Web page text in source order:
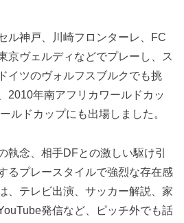
ル神戸、川崎フロンターレ、FC
京ヴェルディなどでプレーし、ス
イツのヴォルフスブルクでも挑
2010年南アフリカワールドカッ
ルドカップにも出場しました。
執念、相手DFとの激しい駆け引
るプレースタイルで強烈な存在感
、テレビ出演、サッカー解説、家
発信など、ピッチ外でも話